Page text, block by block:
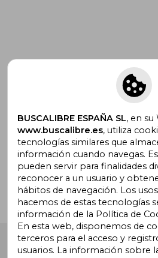
Suscríbete para recibir
promociones
¿Necesitas ayuda?
Ir a Centro de Soporte
Buscalibre España . Calle Energía, 65,
Cornellà de Llobregat, Barcelona.
BUSCALIBRE ESPAÑA SL, en su
www.buscalibre.es, utiliza
tecnologías similares que
información cuando navegas.
pueden servir para finalidades
reconocer a un usuario y
hábitos de navegación. Los
hacemos de estas tecnologías
información de la Política de
En esta web, disponemos de
terceros para el acceso y
usuarios. La información sobre